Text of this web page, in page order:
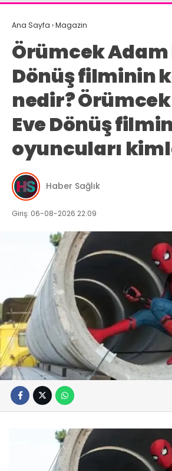
Ana Sayfa ›Magazin
Örümcek Adam
Dönüş filminin
nedir?
Eve Dönüş
oyuncuları
Haber Sağlık
Giriş: 06-08-2026 22:09